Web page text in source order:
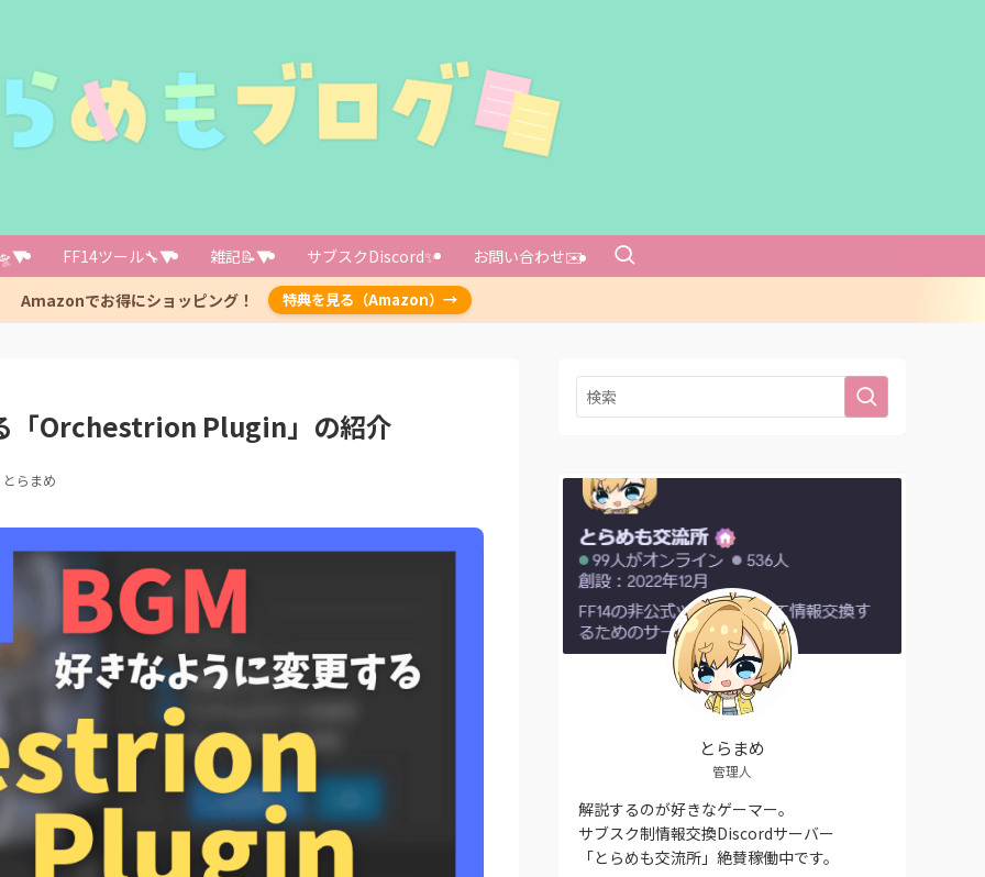
FF14ツール🔧▼ 雑記📝▼ サブスクDiscord✨️
お問い合わせ✉️
Amazonでお得にショッピング！
特典を見る（Amazon）→
「Orchestrion Plugin」の紹介
とらまめ
とらまめ
管理人
解説するのが好きなゲーマー。
サブスク制情報交換Discordサーバー
「とらめも交流所」絶賛稼働中です。
き換える方法「Replacements」タブ
ンのウィンドウを表示
できる「Playlists」タブ
し続ける「DD Mode」タブ